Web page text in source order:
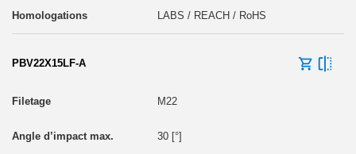
LABS / REACH / RoHS
PBV22X15LF-A
M22
30 [°]